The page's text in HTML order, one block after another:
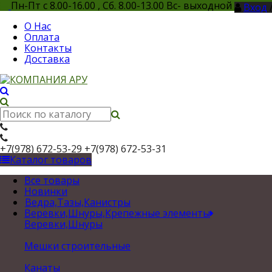
Пн-Пт с 8.00-16.00 , Сб. 8.00-13.00 Вс- выходной Вход /
О Нас
Оплата
Контакты
Доставка
+7(978) 672-53-29 +7(978) 672-53-31
Каталог товаров
Все товары
Новинки
Ведра,Тазы,Канистры
Веревки,Шнуры,Крепежные элементы
Веревки,Шнуры
Мешки строительные
Канаты